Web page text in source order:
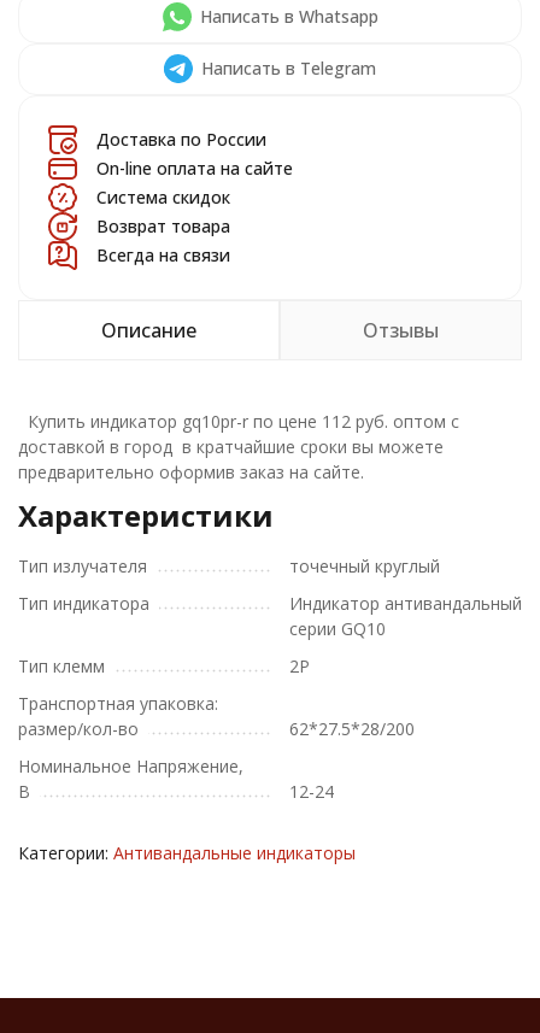
Написать в Whatsapp
Написать в Telegram
Доставка по России
On-line оплата на сайте
Система скидок
Возврат товара
Всегда на связи
Описание Отзывы
Купить индикатор gq10pr-r по цене 112 руб. оптом с
доставкой в город в кратчайшие сроки вы можете
предварительно оформив заказ на сайте.
Характеристики
Тип излучателя
точечный круглый
Тип индикатора
Индикатор антивандальный
серии GQ10
Тип клемм
2Р
Транспортная упаковка:
размер/кол-во
62*27.5*28/200
Номинальное Напряжение,
В
12-24
Категории: Антивандальные индикаторы